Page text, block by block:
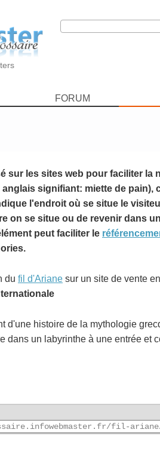
FORUM
sur les sites web pour faciliter la
anglais signifiant: miette de pain),
l'endroit où se situe le
on se situe ou de revenir dans
peut faciliter le
du fil d'Ariane sur un site de vente
d'une histoire de la mythologie
dans un labyrinthe à une entrée et